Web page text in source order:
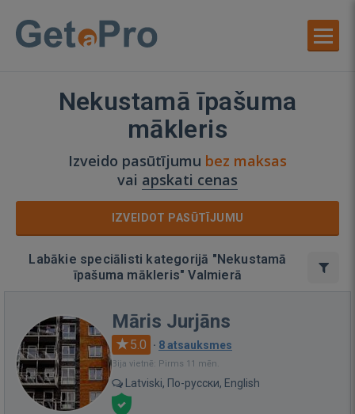
Nekustamā īpašuma
mākleris
Izveido pasūtījumu bez maksas
vai apskati cenas
IZVEIDOT PASŪTĪJUMU
Labākie speciālisti kategorijā "Nekustamā
īpašuma mākleris" Valmierā
Māris Jurjāns
5.0 · 8 atsauksmes
Bija vietnē: Pirms 11 mēn.
Latviski, По-русски, English